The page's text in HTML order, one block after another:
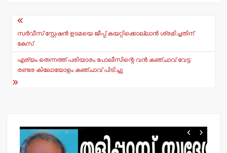
p
p
o
o
k
Post
navigation
സര്‍വീസ് സ്റ്റേഷന്‍ ഉടമയെ ജീപ്പ് കയറ്റിക്കൊല്ലാന്‍ ശ്രമിച്ചതിന്
കേസ്
എര്യം തെന്നത്ത് പരിയാരം പോലീസിന്റെ വന്‍ കഞ്ചാവ് വേട്ട:
രണ്ടര കിലോയോളം കഞ്ചാവ് പിടിച്ചു